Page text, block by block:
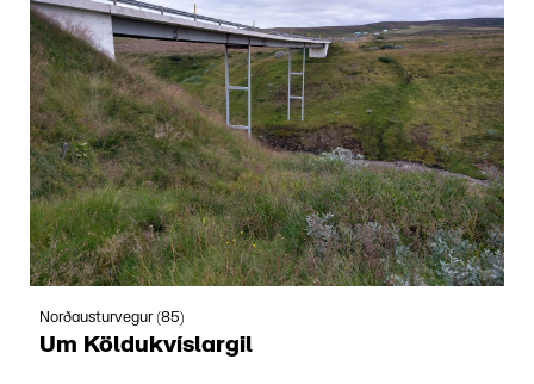
Norðausturvegur (85)
Um Köldukvíslargil